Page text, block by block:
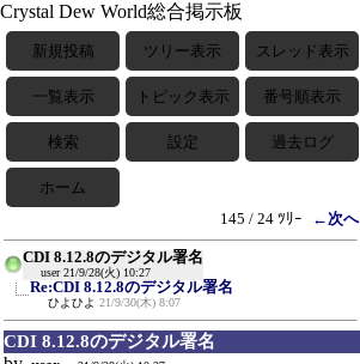
Crystal Dew World総合掲示板
新規投稿 ツリー表示 スレッド表示
一覧表示 トピック表示 番号順表示
検索 設定 過去ログ
ホーム
145 / 24 ﾂﾘｰ
←次へ
CDI 8.12.8のデジタル署名
user 21/9/28(火) 10:27
Re:CDI 8.12.8のデジタル署名
ひよひよ 21/9/30(木) 8:07
CDI 8.12.8のデジタル署名